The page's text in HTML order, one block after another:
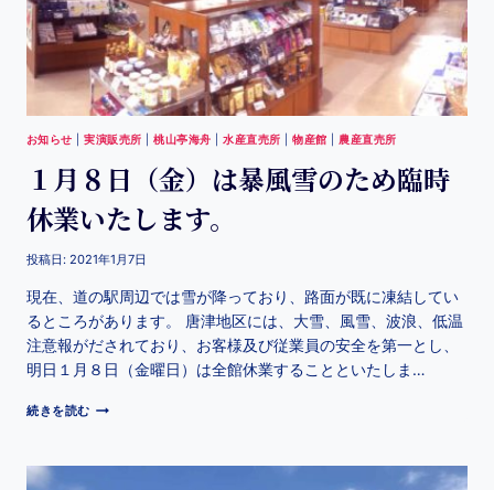
お知らせ |実演販売所 |桃山亭海舟 |水産直売所 |物産館 |農産直売所
１月８日（金）は暴風雪のため臨時
休業いたします。
投稿日: 2021年1月7日
現在、道の駅周辺では雪が降っており、路面が既に凍結してい
るところがあります。 唐津地区には、大雪、風雪、波浪、低温
注意報がだされており、お客様及び従業員の安全を第一とし、
明日１月８日（金曜日）は全館休業することといたしま…
続きを読む